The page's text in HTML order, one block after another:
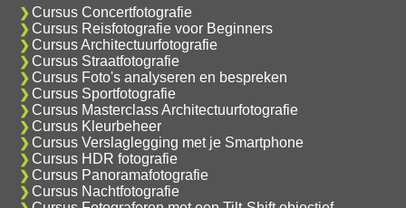
Cursus Concertfotografie
Cursus Reisfotografie voor Beginners
Cursus Architectuurfotografie
Cursus Straatfotografie
Cursus Foto's analyseren en bespreken
Cursus Sportfotografie
Cursus Masterclass Architectuurfotografie
Cursus Kleurbeheer
Cursus Verslaglegging met je Smartphone
Cursus HDR fotografie
Cursus Panoramafotografie
Cursus Nachtfotografie